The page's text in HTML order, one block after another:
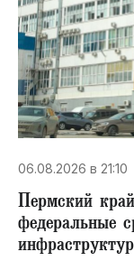
06.08.2026 в 21:10
Пермский
федеральные